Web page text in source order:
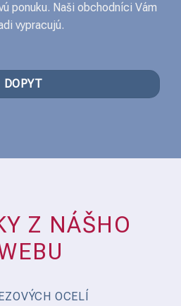
ponuku. Naši obchodníci Vám
vypracujú.
DOPYT
Z NÁŠHO
OCELÍ